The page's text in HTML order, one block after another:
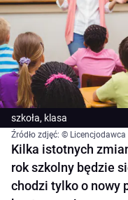
szkoła, klasa
Źródło zdjęć: © Licencjodawca
Kilka istotnych
rok szkolny będzie
chodzi tylko o nowy